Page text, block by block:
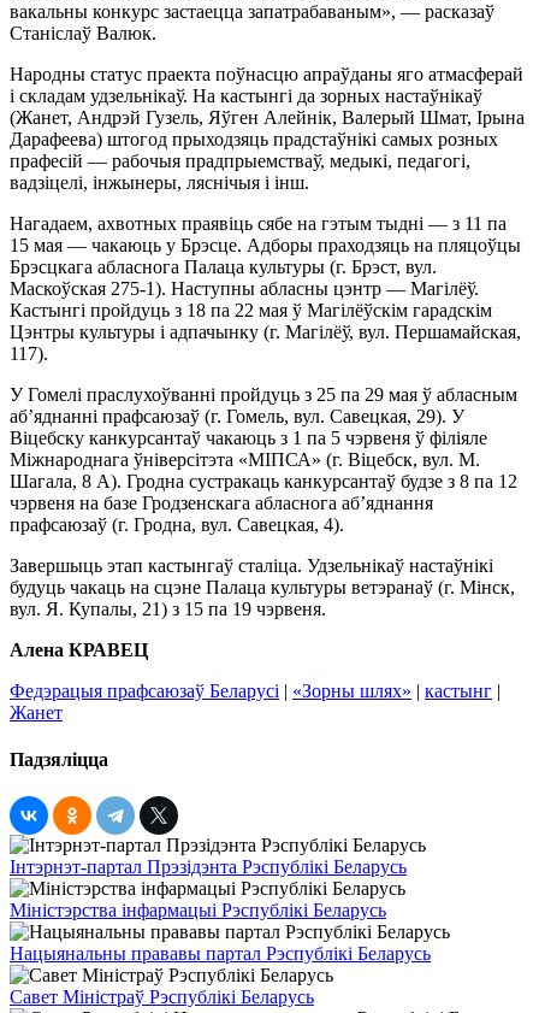
вакальны конкурс застаецца запатрабаваным», — расказаў
Станіслаў Валюк.
Народны статус праекта поўнасцю апраўданы яго атмасферай
і складам удзельнікаў. На кастынгі да зорных настаўнікаў
(Жанет, Андрэй Гузель, Яўген Алейнік, Валерый Шмат, Ірына
Дарафеева) штогод прыходзяць прадстаўнікі самых розных
прафесій — рабочыя прадпрыемстваў, медыкі, педагогі,
вадзіцелі, інжынеры, ляснічыя і інш.
Нагадаем, ахвотных праявіць сябе на гэтым тыдні — з 11 па
15 мая — чакаюць у Брэсце. Адборы праходзяць на пляцоўцы
Брэсцкага абласнога Палаца культуры (г. Брэст, вул.
Маскоўская 275-1). Наступны абласны цэнтр — Магілёў.
Кастынгі пройдуць з 18 па 22 мая ў Магілёўскім гарадскім
Цэнтры культуры і адпачынку (г. Магілёў, вул. Першамайская,
117).
У Гомелі праслухоўванні пройдуць з 25 па 29 мая ў абласным
аб’яднанні прафсаюзаў (г. Гомель, вул. Савецкая, 29). У
Віцебску канкурсантаў чакаюць з 1 па 5 чэрвеня ў філіяле
Міжнароднага ўніверсітэта «МІПСА» (г. Віцебск, вул. М.
Шагала, 8 А). Гродна сустракаць канкурсантаў будзе з 8 па 12
чэрвеня на базе Гродзенскага абласнога аб’яднання
прафсаюзаў (г. Гродна, вул. Савецкая, 4).
Завершыць этап кастынгаў сталіца. Удзельнікаў настаўнікі
будуць чакаць на сцэне Палаца культуры ветэранаў (г. Мінск,
вул. Я. Купалы, 21) з 15 па 19 чэрвеня.
Алена КРАВЕЦ
Федэрацыя прафсаюзаў Беларусі | «Зорны шлях» | кастынг |
Жанет
Падзяліцца
Інтэрнэт-партал Прэзідэнта Рэспублікі Беларусь
Міністэрства інфармацыі Рэспублікі Беларусь
Нацыянальны прававы партал Рэспублікі Беларусь
Савет Міністраў Рэспублікі Беларусь